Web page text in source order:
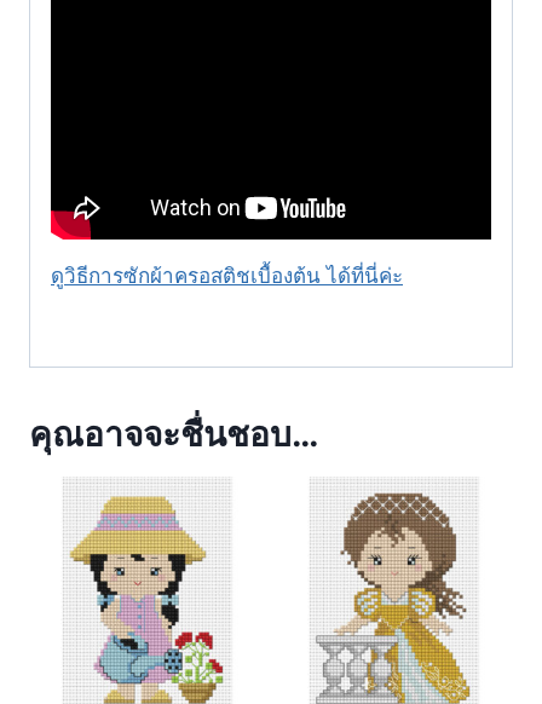
ดูวิธีการซักผ้าครอสติชเบื้องต้น ได้ที่นี่ค่ะ
คุณอาจจะชื่นชอบ…